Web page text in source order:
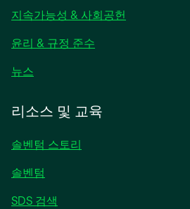
서
림
지속가능성 & 사회공헌
윤리 & 규정 준수
뉴스
에
서
열
림
리소스 및 교육
솔벤텀 스토리
솔벤텀
SDS 검색